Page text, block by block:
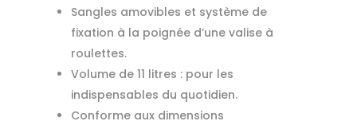
Sangles amovibles et système de
fixation à la poignée d’une valise à
roulettes.
Volume de 11 litres : pour les
indispensables du quotidien.
Conforme aux dimensions